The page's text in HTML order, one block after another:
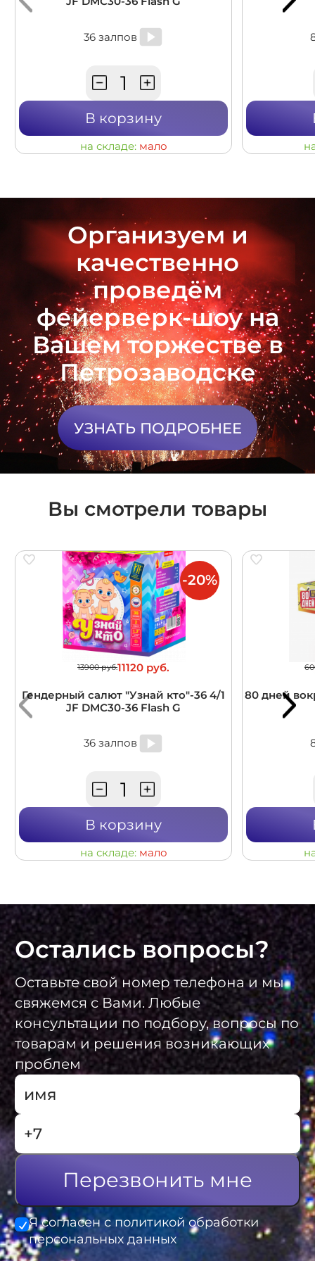
36 залпов
В корзину
на складе: мало
Организуем и
качественно
проведём
фейерверк-шоу на
Вашем торжестве в
Петрозаводске
УЗНАТЬ ПОДРОБНЕЕ
Вы смотрели товары
13900 руб.11120 руб.
Гендерный салют "Узнай кто"-36 4/1
JF DMC30-36 Flash G
36 залпов
В корзину
на складе: мало
-20%
80 дней
Остались вопросы?
Оставьте свой номер телефона и мы
свяжемся с Вами. Любые
консультации по подбору, вопросы по
товарам и решения возникающих
проблем
Перезвонить мне
Я согласен с политикой обработки
персональных данных